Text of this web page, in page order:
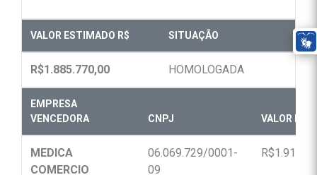
VALOR ESTIMADO R$ SITUAÇÃO
R$1.885.770,00 HOMOLOGADA
EMPRESA
VENCEDORA
CNPJ VALOR
MEDICA
COMERCIO
06.069.729/0001-
09